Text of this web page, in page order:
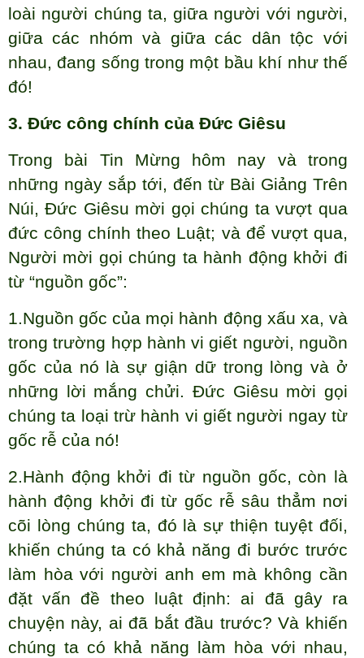
loài người chúng ta, giữa người với người,
giữa các nhóm và giữa các dân tộc với
nhau, đang sống trong một bầu khí như thế
đó!
3. Đức công chính của Đức Giêsu
Trong bài Tin Mừng hôm nay và trong
những ngày sắp tới, đến từ Bài Giảng Trên
Núi, Đức Giêsu mời gọi chúng ta vượt qua
đức công chính theo Luật; và để vượt qua,
Người mời gọi chúng ta hành động khởi đi
từ “nguồn gốc”:
1.Nguồn gốc của mọi hành động xấu xa, và
trong trường hợp hành vi giết người, nguồn
gốc của nó là sự giận dữ trong lòng và ở
những lời mắng chửi. Đức Giêsu mời gọi
chúng ta loại trừ hành vi giết người ngay từ
gốc rễ của nó!
2.Hành động khởi đi từ nguồn gốc, còn là
hành động khởi đi từ gốc rễ sâu thẳm nơi
cõi lòng chúng ta, đó là sự thiện tuyệt đối,
khiến chúng ta có khả năng đi bước trước
làm hòa với người anh em mà không cần
đặt vấn đề theo luật định: ai đã gây ra
chuyện này, ai đã bắt đầu trước? Và khiến
chúng ta có khả năng làm hòa với nhau,